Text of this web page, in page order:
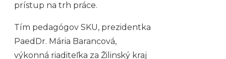
prístup na trh práce.
Tím pedagógov SKU, prezidentka
PaedDr. Mária Barancová,
výkonná riaditeľka za Žilinský kraj